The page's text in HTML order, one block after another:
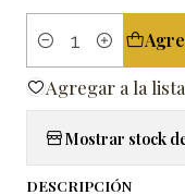
Cantidad
Agregar a la
Mostrar stock
DESCRIPCIÓN